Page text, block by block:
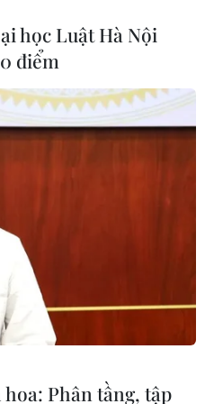
về hậu quả kinh
tấn công của liên quân
vào sáng 14/4 sẽ gây ra
rộng, nhất là với các thị
học Luật Hà Nội
điểm
Phân tầng, tập